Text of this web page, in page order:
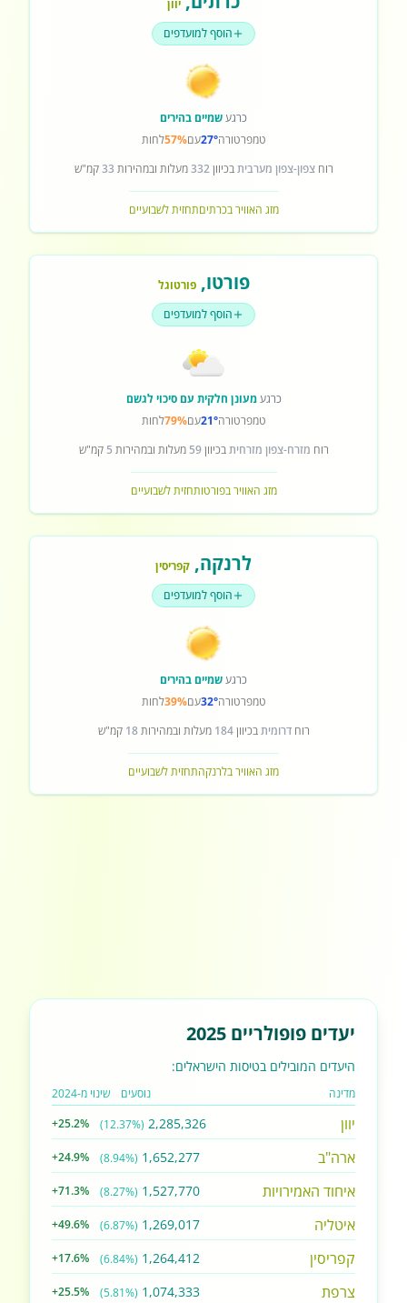
יוון
הוסף למועדפים
כרגעשמיים בהירים
טמפרטורה27°עם57%לחות
רוחצפון-צפון מערביתבכיוון332מעלות ובמהירות 33קמ"ש
מזג האוויר בכרתיםתחזית לשבועיים
פורטו,פורטוגל
הוסף למועדפים
כרגעמעונן חלקית עם סיכוי לגשם
טמפרטורה21°עם79%לחות
רוח מזרח-צפון מזרחיתבכיוון59 מעלות ובמהירות 5 קמ"ש
מזג האוויר בפורטותחזית לשבועיים
לרנקה, קפריסין
הוסף למועדפים
כרגעשמיים בהירים
טמפרטורה32°עם39%לחות
רוחדרומיתבכיוון184 מעלות ובמהירות18 קמ"ש
מזג האוויר בלרנקהתחזית לשבועיים
יעדים פופולריים 2025
היעדים המובילים בטיסות הישראלים:
מדינה נוסעים שינוי מ-2024
יוון 2,285,326
(12.37%)
+25.2%
ארה"ב 1,652,277
(8.94%)
+24.9%
איחוד האמירויות 1,527,770
(8.27%)
+71.3%
איטליה 1,269,017
(6.87%)
+49.6%
קפריסין 1,264,412
(6.84%)
+17.6%
צרפת 1,074,333
(5.81%)
+25.5%